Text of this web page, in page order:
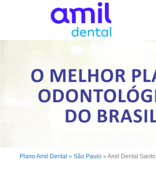
Plano Amil Dental » São Paulo » Amil Dental